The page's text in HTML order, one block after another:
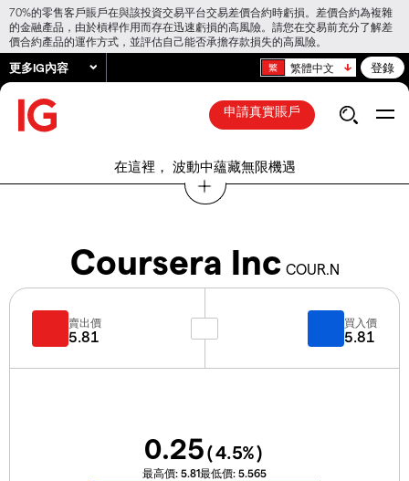
70%的零售客戶賬戶在與該投資交易平台交易差價合約時虧損。差價合約為複雜
的金融產品，由於槓桿作用而存在迅速虧損的高風險。請您在交易前充分了解差
價合約產品的運作方式，並評估自己能否承擔存款損失的高風險。
更多IG內容 繁體中文 登錄
申請真實賬戶
在這裡， 波動中蘊藏無限機遇
Coursera Inc COUR.N
賣出價
5.81
買入價
5.81
0.25(4.5%)
最高價: 5.81最低價: 5.565